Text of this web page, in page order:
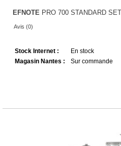
EFNOTE PRO 700 STANDARD SET
Avis (0)
Stock Internet :
En stock
Magasin Nantes :
Sur commande